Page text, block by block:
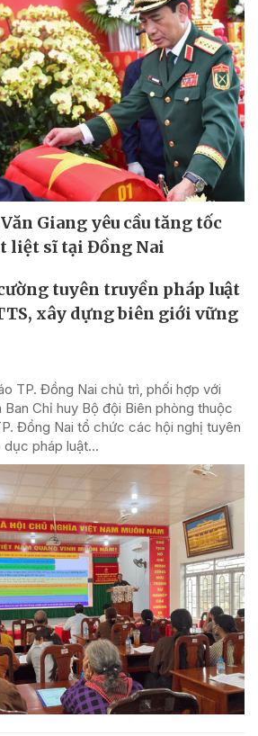
Giang yêu cầu tăng tốc
liệt sĩ tại Đồng Nai
tuyên truyền pháp luật
xây dựng biên giới vững
TP. Đồng Nai chủ trì, phối hợp với
Ban Chỉ huy Bộ đội Biên phòng thuộc
Đồng Nai tổ chức các hội nghị tuyên
pháp luật...